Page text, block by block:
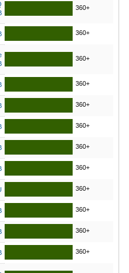
360+
360+
360+
360+
360+
360+
360+
360+
360+
360+
360+
360+